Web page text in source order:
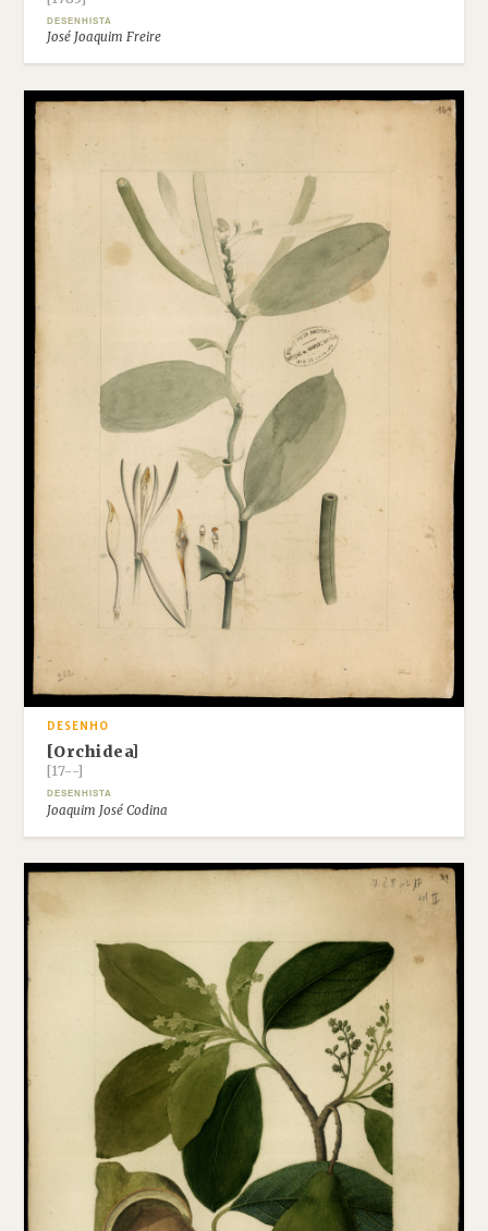
DESENHISTA
José Joaquim Freire
DESENHO
[Orchidea]
[17--]
DESENHISTA
Joaquim José Codina